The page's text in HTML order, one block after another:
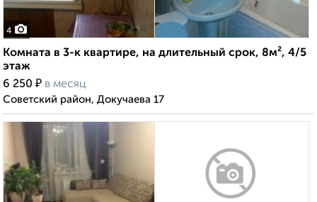
4
Комната в 3-к квартире, на длительный срок, 8м², 4/5
этаж
6 250 ₽ в месяц
Советский район, Докучаева 17